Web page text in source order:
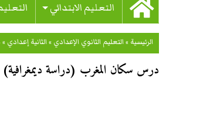
التعليم الابتدائي
الرئيسية »التعليم الثانوي الإعدادي »الثانية إعدادي »
درس سكان المغرب (دراسة ديمغرافية)